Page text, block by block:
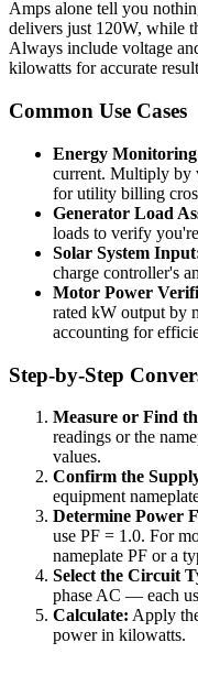
Amps alone tell you
delivers just 120W, while
Always include voltage
kilowatts for accurate
Common Use Cases
Energy
current. Multiply by
for utility billing
Generator Load
loads to verify
Solar System
charge controller's
Motor Power
rated kW output by
accounting for
Step-by-Step
Measure or Find
readings or the
values.
Confirm the
equipment
Determine Power
use PF = 1.0. For
nameplate PF or a
Select the Circuit
phase AC — each
Calculate: Apply
power in kilowatts.